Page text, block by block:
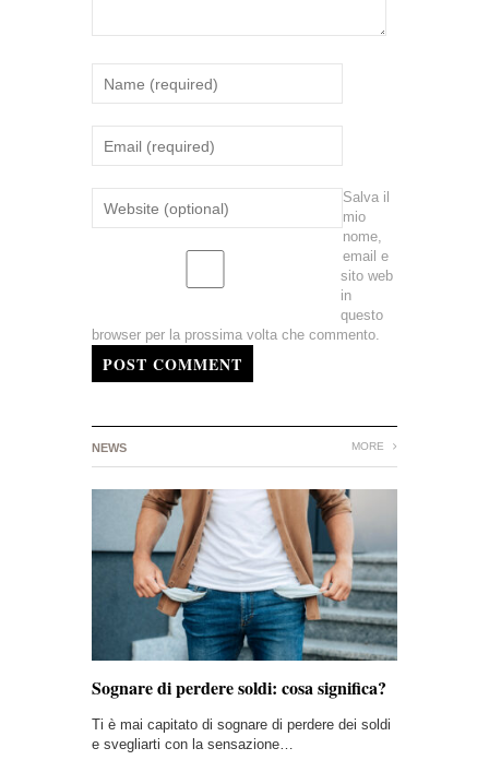
Salva il
mio
nome,
email e
sito web
in
questo
browser per la prossima volta che commento.
POST COMMENT
NEWS MORE
Sognare di perdere soldi: cosa significa?
Ti è mai capitato di sognare di perdere dei soldi
e svegliarti con la sensazione…